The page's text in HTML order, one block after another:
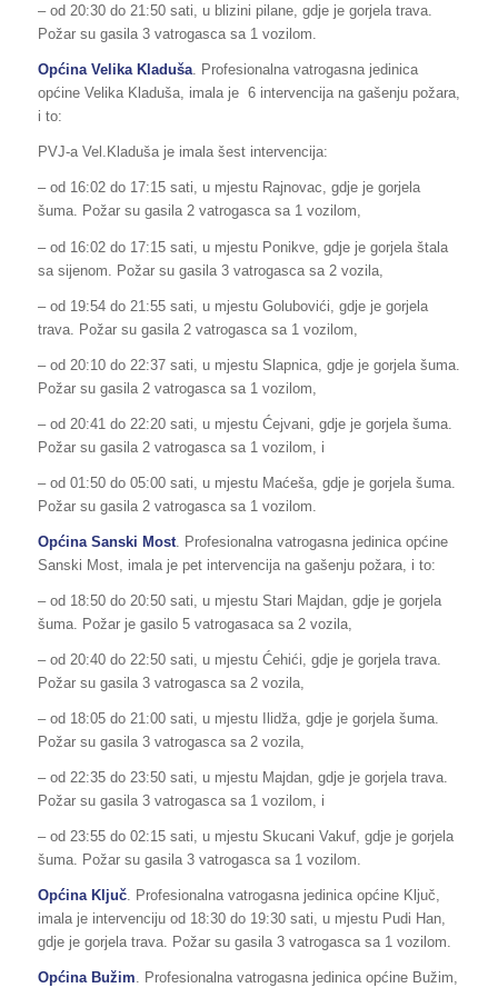
– od 20:30 do 21:50 sati, u blizini pilane, gdje je gorjela trava.
Požar su gasila 3 vatrogasca sa 1 vozilom.
Općina Velika Kladuša. Profesionalna vatrogasna jedinica
općine Velika Kladuša, imala je 6 intervencija na gašenju požara,
i to:
PVJ-a Vel.Kladuša je imala šest intervencija:
– od 16:02 do 17:15 sati, u mjestu Rajnovac, gdje je gorjela
šuma. Požar su gasila 2 vatrogasca sa 1 vozilom,
– od 16:02 do 17:15 sati, u mjestu Ponikve, gdje je gorjela štala
sa sijenom. Požar su gasila 3 vatrogasca sa 2 vozila,
– od 19:54 do 21:55 sati, u mjestu Golubovići, gdje je gorjela
trava. Požar su gasila 2 vatrogasca sa 1 vozilom,
– od 20:10 do 22:37 sati, u mjestu Slapnica, gdje je gorjela šuma.
Požar su gasila 2 vatrogasca sa 1 vozilom,
– od 20:41 do 22:20 sati, u mjestu Ćejvani, gdje je gorjela šuma.
Požar su gasila 2 vatrogasca sa 1 vozilom, i
– od 01:50 do 05:00 sati, u mjestu Maćeša, gdje je gorjela šuma.
Požar su gasila 2 vatrogasca sa 1 vozilom.
Općina Sanski Most. Profesionalna vatrogasna jedinica općine
Sanski Most, imala je pet intervencija na gašenju požara, i to:
– od 18:50 do 20:50 sati, u mjestu Stari Majdan, gdje je gorjela
šuma. Požar je gasilo 5 vatrogasaca sa 2 vozila,
– od 20:40 do 22:50 sati, u mjestu Ćehići, gdje je gorjela trava.
Požar su gasila 3 vatrogasca sa 2 vozila,
– od 18:05 do 21:00 sati, u mjestu Ilidža, gdje je gorjela šuma.
Požar su gasila 3 vatrogasca sa 2 vozila,
– od 22:35 do 23:50 sati, u mjestu Majdan, gdje je gorjela trava.
Požar su gasila 3 vatrogasca sa 1 vozilom, i
– od 23:55 do 02:15 sati, u mjestu Skucani Vakuf, gdje je gorjela
šuma. Požar su gasila 3 vatrogasca sa 1 vozilom.
Općina Ključ. Profesionalna vatrogasna jedinica općine Ključ,
imala je intervenciju od 18:30 do 19:30 sati, u mjestu Pudi Han,
gdje je gorjela trava. Požar su gasila 3 vatrogasca sa 1 vozilom.
Općina Bužim. Profesionalna vatrogasna jedinica općine Bužim,